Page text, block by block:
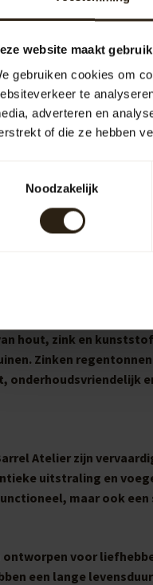
website maakt
gebruiken cookies om
te
adverteren en
of die ze hebben
Noodzakelijk
regentonnen en
Stoere, eerlijke
van gebruikte wijnvaten,
nonsense producten
zelf
in
hout, zink en
Zinken
Atelier zijn
uitstraling en
maar ook
ontworpen voor
een lange